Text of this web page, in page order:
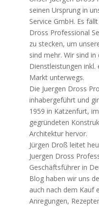
seinen Ursprung in
Service GmbH. Es
Dross Professional
zu stecken, um
sind mehr. Wir sind
Dienstleistungen
Markt unterwegs.
Die Juergen Dross
inhabergeführt und
1959 in Katzenfurt,
gegründeten
Architektur hervor.
Jürgen Droß leitet
Juergen Dross
Geschäftsführer in
Blog haben wir uns
auch nach dem Kauf
Anregungen,